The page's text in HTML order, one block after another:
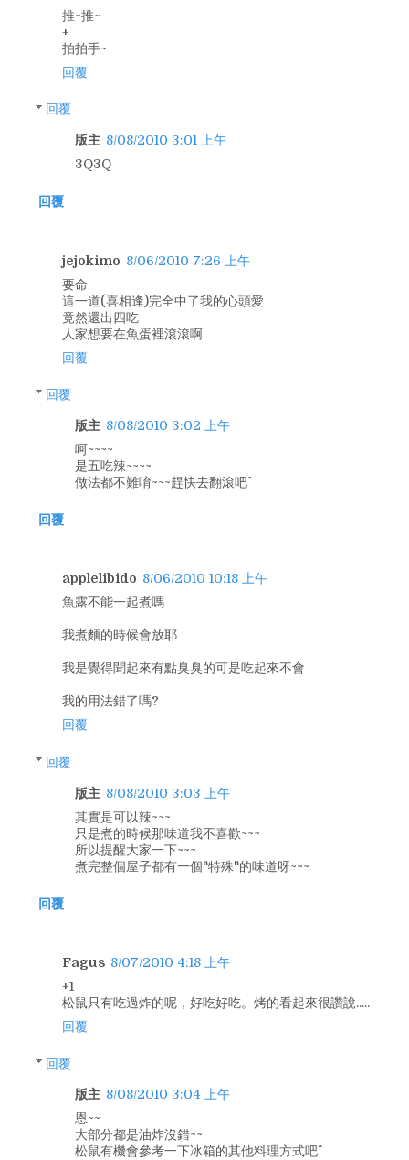
推~推~
+
拍拍手~
回覆
回覆
版主 8/08/2010 3:01 上午
3Q3Q
回覆
jejokimo 8/06/2010 7:26 上午
要命
這一道(喜相逢)完全中了我的心頭愛
竟然還出四吃
人家想要在魚蛋裡滾滾啊
回覆
回覆
版主 8/08/2010 3:02 上午
呵~~~~
是五吃辣~~~~
做法都不難唷~~~趕快去翻滾吧^^
回覆
applelibido 8/06/2010 10:18 上午
魚露不能一起煮嗎
我煮麵的時候會放耶
我是覺得聞起來有點臭臭的可是吃起來不會
我的用法錯了嗎?
回覆
回覆
版主 8/08/2010 3:03 上午
其實是可以辣~~~
只是煮的時候那味道我不喜歡~~~
所以提醒大家一下~~~
煮完整個屋子都有一個"特殊"的味道呀~~~
回覆
Fagus 8/07/2010 4:18 上午
+1
松鼠只有吃過炸的呢，好吃好吃。烤的看起來很讚說.....
回覆
回覆
版主 8/08/2010 3:04 上午
恩~~
大部分都是油炸沒錯~~
松鼠有機會參考一下冰箱的其他料理方式吧^^